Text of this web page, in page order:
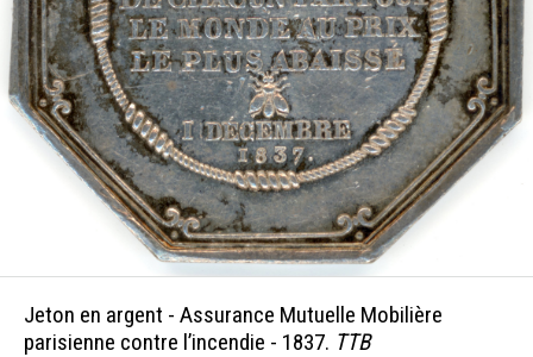
Jeton en argent - Assurance Mutuelle Mobilière
parisienne contre l’incendie - 1837. TTB